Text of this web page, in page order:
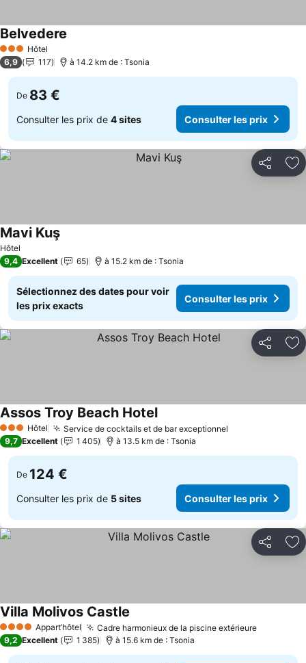
3 ÉtoilesHôtel
Belvedere
6,9 117 à 14.2 km de : Tsonia
De 83 €
Consulter les prix de 4 sites Consulter les prix
Partager
Hôtel
Mavi Kuş
9,4 Excellent 65 à 15.2 km de : Tsonia
Sélectionnez des dates pour voir
les prix exacts
Consulter les prix
Partager
3 ÉtoilesHôtel Service de cocktails et de bar exceptionnel
Assos Troy Beach Hotel
9,7 Excellent 1 405 à 13.5 km de : Tsonia
De 124 €
Consulter les prix de 5 sites Consulter les prix
Partager
4 Étoiles Appart’hôtel Cadre harmonieux de la piscine extérieure
Villa Molivos Castle
9,2 Excellent 1 385 à 15.6 km de : Tsonia